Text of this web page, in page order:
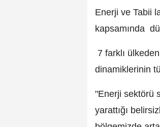
Enerji ve Tabii
kapsamında
7 farklı
dinamiklerinin
"Enerji sektörü
yarattığı